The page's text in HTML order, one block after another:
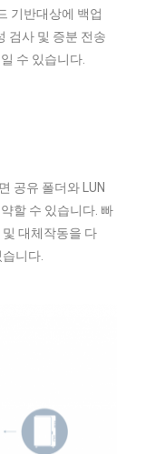
기반대상에 백업
검사 및 증분 전송
수 있습니다.
공유 폴더와 LUN
할 수 있습니다. 빠
대체작동을 다
니다.